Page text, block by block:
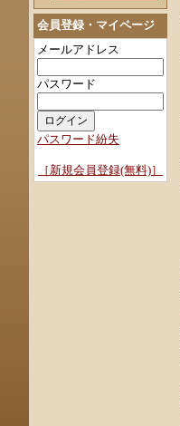
会員登録・マイページ
メールアドレス
パスワード
パスワード紛失
［新規会員登録(無料)］